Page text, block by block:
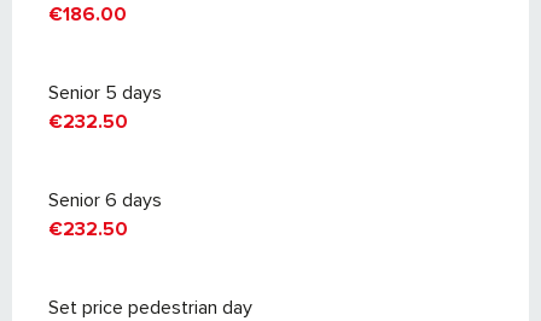
€186.00
Senior 5 days
€232.50
Senior 6 days
€232.50
Set price pedestrian day